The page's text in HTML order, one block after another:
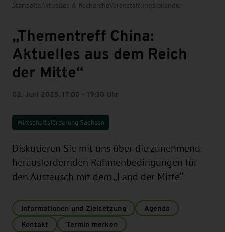
StartseiteAktuelles & RechercheVeranstaltungskalender
„Thementreff China:
Aktuelles aus dem Reich
der Mitte“
02. Juni 2025, 17:00 - 19:30 Uhr
Wirtschaftsförderung Sachsen
Diskutieren Sie mit uns über die zunehmend
herausfordernden Rahmenbedingungen für
den Austausch mit dem „Land der Mitte“
Informationen und Zielsetzung
Agenda
Kontakt
Termin merken